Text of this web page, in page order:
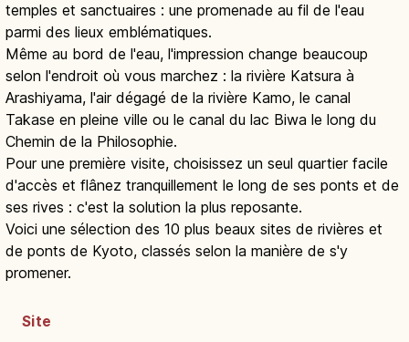
temples et sanctuaires : une promenade au fil de l'eau
parmi des lieux emblématiques.
Même au bord de l'eau, l'impression change beaucoup
selon l'endroit où vous marchez : la rivière Katsura à
Arashiyama, l'air dégagé de la rivière Kamo, le canal
Takase en pleine ville ou le canal du lac Biwa le long du
Chemin de la Philosophie.
Pour une première visite, choisissez un seul quartier facile
d'accès et flânez tranquillement le long de ses ponts et de
ses rives : c'est la solution la plus reposante.
Voici une sélection des 10 plus beaux sites de rivières et
de ponts de Kyoto, classés selon la manière de s'y
promener.
Site